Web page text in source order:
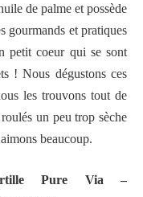
de palme et possède
gourmands et pratiques
petit coeur qui se sont
! Nous dégustons ces
les trouvons tout de
un peu trop sèche
beaucoup.
Pure Via –